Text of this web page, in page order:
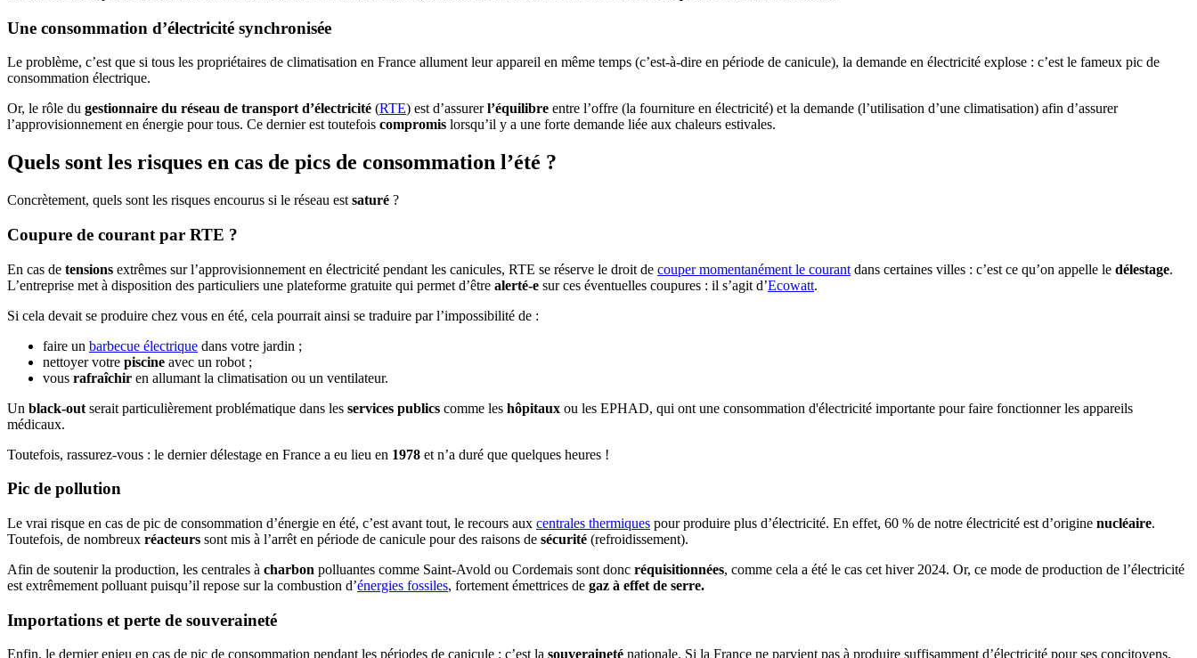
Une consommation d’électricité synchronisée
Le problème, c’est que si tous les propriétaires de climatisation en France allument leur appareil en même temps (c’est-à-dire en période de canicule), la demande en électricité explose : c’est le fameux pic de
consommation électrique.
Or, le rôle du gestionnaire du réseau de transport d’électricité (RTE) est d’assurerl’équilibre entre l’offre (la fourniture en électricité) et la demande (l’utilisation d’une climatisation) afin d’assurer
l’approvisionnement en énergie pour tous. Ce dernier est toutefois compromis lorsqu’il y a une forte demande liée aux chaleurs estivales.
Quels sont les risques en cas de pics de consommation l’été ?
Concrètement, quels sont les risques encourus si le réseau est saturé ?
Coupure de courant par RTE ?
En cas de tensions extrêmes sur l’approvisionnement en électricité pendant les canicules, RTE se réserve le droit de couper momentanément le courant dans certaines villes : c’est ce qu’on appelle le délestage.
L’entreprise met à disposition des particuliers une plateforme gratuite qui permet d’être alerté-e sur ces éventuelles coupures : il s’agit d’Ecowatt.
Si cela devait se produire chez vous en été, cela pourrait ainsi se traduire par l’impossibilité de :
faire un barbecue électrique dans votre jardin ;
nettoyer votre piscine avec un robot ;
vous rafraîchir en allumant la climatisation ou un ventilateur.
Un black-out serait particulièrement problématique dans les services publics comme les hôpitaux ou les EPHAD, qui ont une consommation d'électricité importante pour faire fonctionner les appareils
médicaux.
Toutefois, rassurez-vous : le dernier délestage en France a eu lieu en 1978 et n’a duré que quelques heures !
Pic de pollution
Le vrai risque en cas de pic de consommation d’énergie en été, c’est avant tout, le recours aux centrales thermiques pour produire plus d’électricité. En effet, 60 % de notre électricité est d’origine nucléaire.
Toutefois, de nombreux réacteurs sont mis à l’arrêt en période de canicule pour des raisons de sécurité (refroidissement).
Afin de soutenir la production, les centrales à charbon polluantes comme Saint-Avold ou Cordemais sont donc réquisitionnées, comme cela a été le cas cet hiver 2024. Or, ce mode de production de l’électricité
est extrêmement polluant puisqu’il repose sur la combustion d’énergies fossiles, fortement émettrices de gaz à effet de serre.
Importations et perte de souveraineté
Enfin, le dernier enjeu en cas de pic de consommation pendant les périodes de canicule : c’est la souveraineté nationale. Si la France ne parvient pas à produire suffisamment d’électricité pour ses concitoyens,